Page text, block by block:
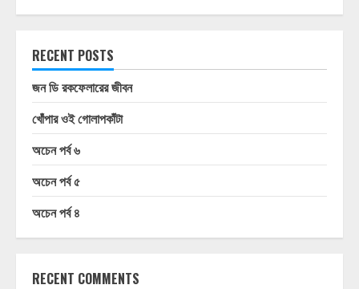
RECENT POSTS
জন ডি রকফেলারের জীবন
খোঁপার ওই গোলাপকাঁটা
অচেন পর্ব ৬
অচেন পর্ব ৫
অচেন পর্ব ৪
RECENT COMMENTS